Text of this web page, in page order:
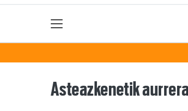
Asteazkenetik